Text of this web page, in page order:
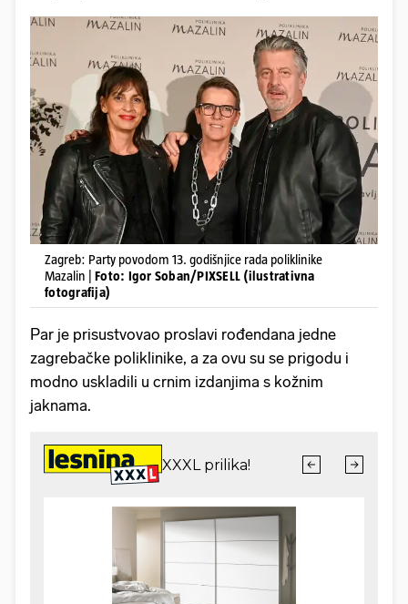
Zagreb: Party povodom 13. godišnjice rada poliklinike
Mazalin | Foto: Igor Soban/PIXSELL (ilustrativna
fotografija)
Par je prisustvovao proslavi rođendana jedne
zagrebačke poliklinike, a za ovu su se prigodu i
modno uskladili u crnim izdanjima s kožnim
jaknama.